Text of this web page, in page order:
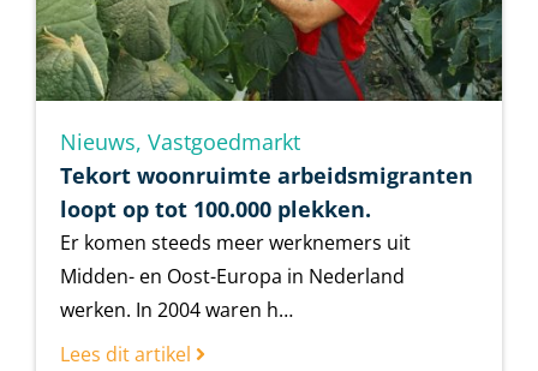
Nieuws, Vastgoedmarkt
Tekort woonruimte arbeidsmigranten
loopt op tot 100.000 plekken.
Er komen steeds meer werknemers uit
Midden- en Oost-Europa in Nederland
werken. In 2004 waren h…
Lees dit artikel